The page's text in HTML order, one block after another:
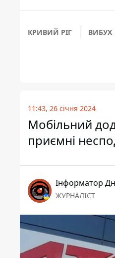
КРИВИЙ РІГ ВИБУХ
11:43, 26 січня 2024
Мобільний
приємні
Інформатор
ЖУРНАЛІСТ